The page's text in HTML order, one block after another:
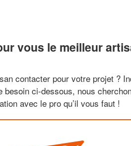
vous le meilleur
contacter pour votre projet ?
besoin ci-dessous, nous
avec le pro qu’il vous faut !